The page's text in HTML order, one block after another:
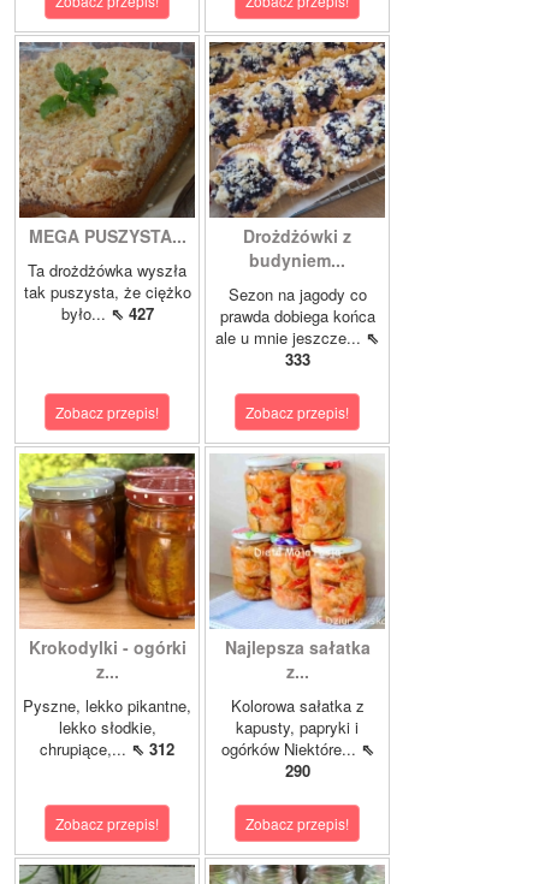
MEGA PUSZYSTA...
Ta drożdżówka wyszła
tak puszysta, że ciężko
było... ⇖ 427
Zobacz przepis!
Drożdżówki z
budyniem...
Sezon na jagody co
prawda dobiega końca
ale u mnie jeszcze... ⇖
333
Zobacz przepis!
Krokodylki - ogórki
z...
Pyszne, lekko pikantne,
lekko słodkie,
chrupiące,... ⇖ 312
Zobacz przepis!
Najlepsza sałatka
z...
Kolorowa sałatka z
kapusty, papryki i
ogórków Niektóre... ⇖
290
Zobacz przepis!